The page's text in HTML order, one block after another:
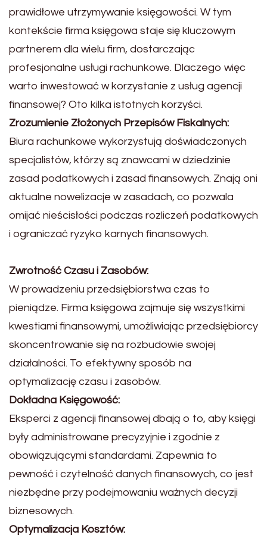
prawidłowe utrzymywanie księgowości. W tym
kontekście firma księgowa staje się kluczowym
partnerem dla wielu firm, dostarczając
profesjonalne usługi rachunkowe. Dlaczego więc
warto inwestować w korzystanie z usług agencji
finansowej? Oto kilka istotnych korzyści.
Zrozumienie Złożonych Przepisów Fiskalnych:
Biura rachunkowe wykorzystują doświadczonych
specjalistów, którzy są znawcami w dziedzinie
zasad podatkowych i zasad finansowych. Znają oni
aktualne nowelizacje w zasadach, co pozwala
omijać nieścisłości podczas rozliczeń podatkowych
i ograniczać ryzyko karnych finansowych.
Zwrotność Czasu i Zasobów:
W prowadzeniu przedsiębiorstwa czas to
pieniądze. Firma księgowa zajmuje się wszystkimi
kwestiami finansowymi, umożliwiając przedsiębiorcy
skoncentrowanie się na rozbudowie swojej
działalności. To efektywny sposób na
optymalizację czasu i zasobów.
Dokładna Księgowość:
Eksperci z agencji finansowej dbają o to, aby księgi
były administrowane precyzyjnie i zgodnie z
obowiązującymi standardami. Zapewnia to
pewność i czytelność danych finansowych, co jest
niezbędne przy podejmowaniu ważnych decyzji
biznesowych.
Optymalizacja Kosztów: